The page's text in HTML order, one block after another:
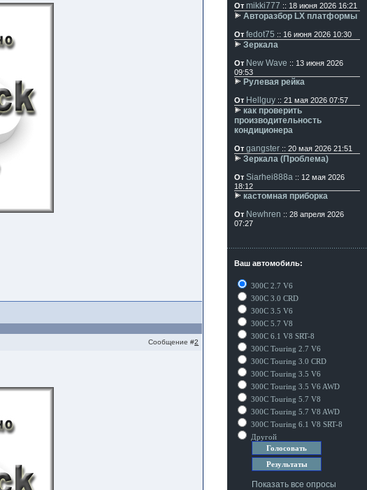
Сообщение #2
От mikki777 :: 18 июня 2026 16:21
Авторазбор LX платформы
От fedot75 :: 16 июня 2026 10:30
Зеркала
От New Wave :: 13 июня 2026
09:53
Рулевая рейка
От Hellguy :: 21 мая 2026 07:57
как проверить
производительность
кондиционера
От gangster :: 20 мая 2026 21:51
Зеркала (Проблема)
От Siarhei888a :: 12 мая 2026
18:12
кастомная приборка
От Newhren :: 28 апреля 2026
07:27
Ваш автомобиль:
300C 2.7 V6
300C 3.0 CRD
300C 3.5 V6
300C 5.7 V8
300C 6.1 V8 SRT-8
300C Touring 2.7 V6
300C Touring 3.0 CRD
300C Touring 3.5 V6
300C Touring 3.5 V6 AWD
300C Touring 5.7 V8
300C Touring 5.7 V8 AWD
300C Touring 6.1 V8 SRT-8
Другой
Показать все опросы